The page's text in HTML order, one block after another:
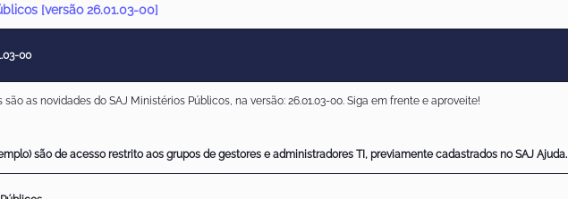
[versão 26.01.03-00]
00
as novidades do SAJ Ministérios Públicos, na versão: 26.01.03-00. Siga em frente e aproveite!
são de acesso restrito aos grupos de gestores e administradores TI, previamente cadastrados no SAJ Ajuda.